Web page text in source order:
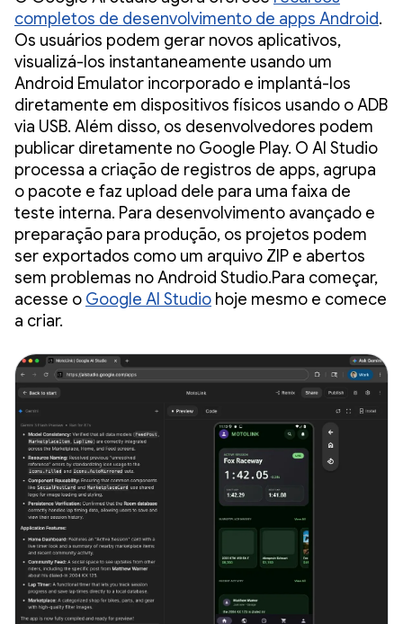
completos de desenvolvimento de apps Android.
Os usuários podem gerar novos aplicativos,
visualizá-los instantaneamente usando um
Android Emulator incorporado e implantá-los
diretamente em dispositivos físicos usando o ADB
via USB. Além disso, os desenvolvedores podem
publicar diretamente no Google Play. O AI Studio
processa a criação de registros de apps, agrupa
o pacote e faz upload dele para uma faixa de
teste interna. Para desenvolvimento avançado e
preparação para produção, os projetos podem
ser exportados como um arquivo ZIP e abertos
sem problemas no Android Studio.Para começar,
acesse o Google AI Studio hoje mesmo e comece
a criar.